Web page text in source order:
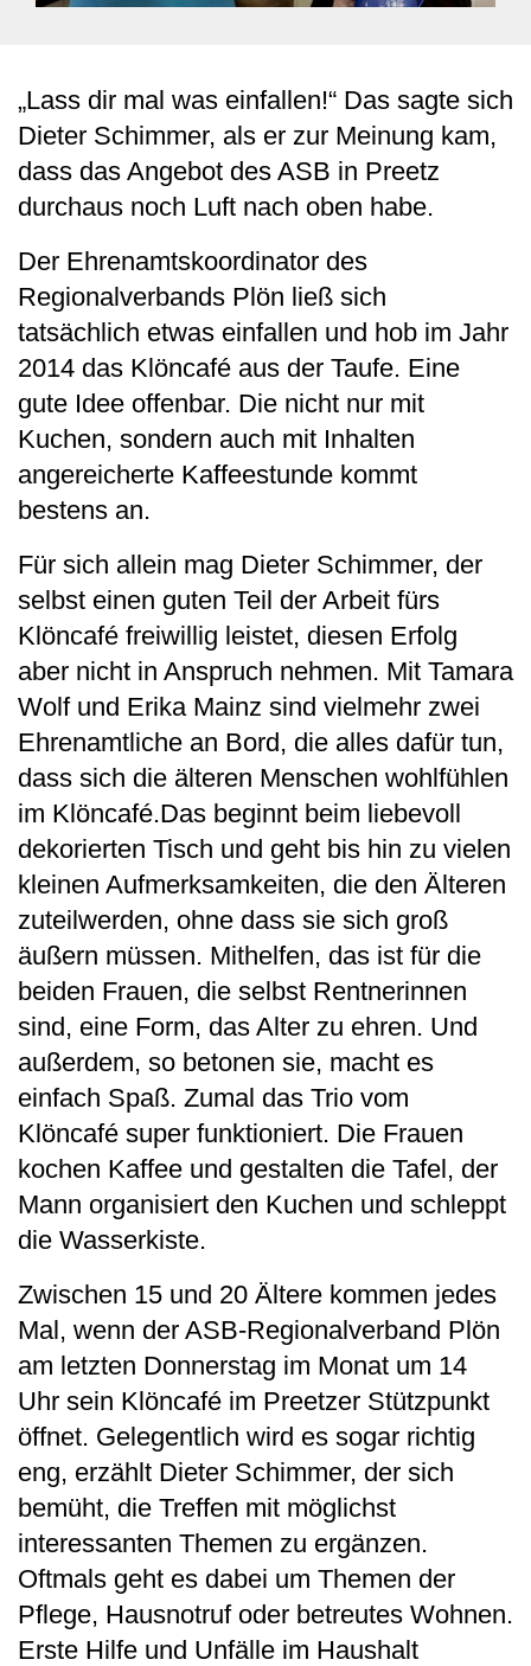
„Lass dir mal was einfallen!“ Das sagte sich
Dieter Schimmer, als er zur Meinung kam,
dass das Angebot des ASB in Preetz
durchaus noch Luft nach oben habe.
Der Ehrenamtskoordinator des
Regionalverbands Plön ließ sich
tatsächlich etwas einfallen und hob im Jahr
2014 das Klöncafé aus der Taufe. Eine
gute Idee offenbar. Die nicht nur mit
Kuchen, sondern auch mit Inhalten
angereicherte Kaffeestunde kommt
bestens an.
Für sich allein mag Dieter Schimmer, der
selbst einen guten Teil der Arbeit fürs
Klöncafé freiwillig leistet, diesen Erfolg
aber nicht in Anspruch nehmen. Mit Tamara
Wolf und Erika Mainz sind vielmehr zwei
Ehrenamtliche an Bord, die alles dafür tun,
dass sich die älteren Menschen wohlfühlen
im Klöncafé.Das beginnt beim liebevoll
dekorierten Tisch und geht bis hin zu vielen
kleinen Aufmerksamkeiten, die den Älteren
zuteilwerden, ohne dass sie sich groß
äußern müssen. Mithelfen, das ist für die
beiden Frauen, die selbst Rentnerinnen
sind, eine Form, das Alter zu ehren. Und
außerdem, so betonen sie, macht es
einfach Spaß. Zumal das Trio vom
Klöncafé super funktioniert. Die Frauen
kochen Kaffee und gestalten die Tafel, der
Mann organisiert den Kuchen und schleppt
die Wasserkiste.
Zwischen 15 und 20 Ältere kommen jedes
Mal, wenn der ASB-Regionalverband Plön
am letzten Donnerstag im Monat um 14
Uhr sein Klöncafé im Preetzer Stützpunkt
öffnet. Gelegentlich wird es sogar richtig
eng, erzählt Dieter Schimmer, der sich
bemüht, die Treffen mit möglichst
interessanten Themen zu ergänzen.
Oftmals geht es dabei um Themen der
Pflege, Hausnotruf oder betreutes Wohnen.
Erste Hilfe und Unfälle im Haushalt